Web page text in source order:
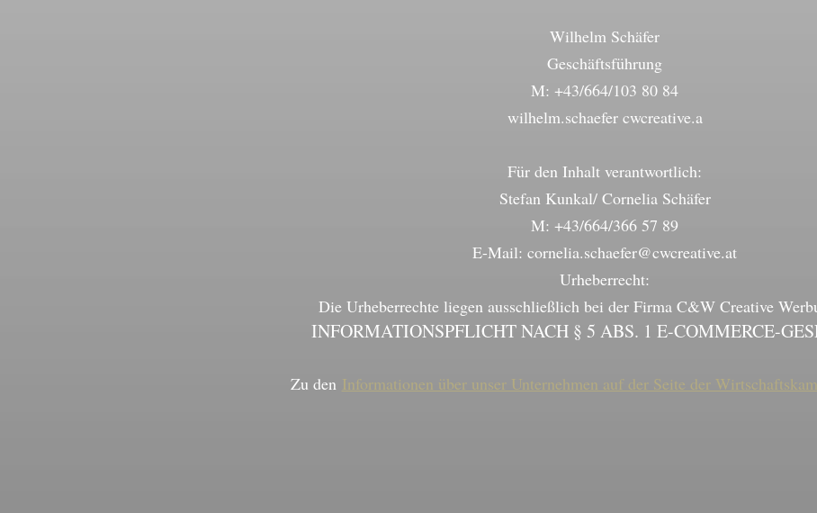
Wilhelm Schäfer
Geschäftsführung
M: +43/664/103 80 84
wilhelm.schaefer cwcreative.a
Für den Inhalt verantwortlich:
Stefan Kunkal/ Cornelia Schäfer
M: +43/664/366 57 89
E-Mail: cornelia.schaefer@cwcreative.at
Urheberrecht:
Die Urheberrechte liegen ausschließlich bei der Firma C&W Creative
INFORMATIONSPFLICHT NACH § 5 ABS. 1 E-COMMERCE-
Zu den Informationen über unser Unternehmen auf der Seite der